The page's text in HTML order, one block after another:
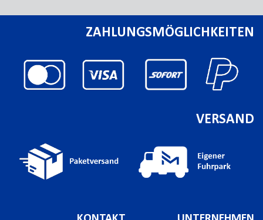
ZAHLUNGSMÖGLICHKEITEN
VERSAND